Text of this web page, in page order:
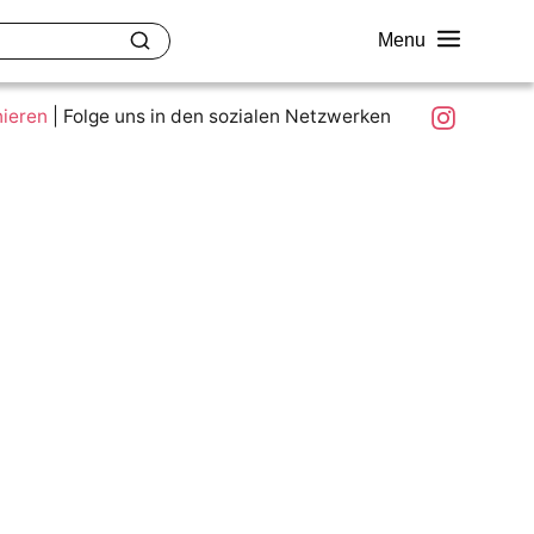
Menu
Was ist colour.education?
Ziele und Mitmachen
Folge uns in den sozialen Netzwerken Instagram